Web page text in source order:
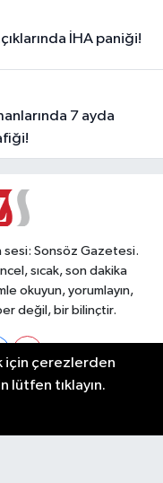
İHA paniği!
sesi: Sonsöz Gazetesi.
sıcak, son dakika
okuyun, yorumlayın,
değil, bir bilinçtir.
için çerezlerden
lütfen tıklayın.